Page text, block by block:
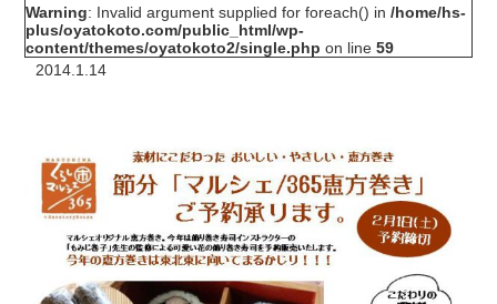
Warning: Invalid argument supplied for foreach() in/home/hs-
plus/oyatokoto.com/public_html/wp-
content/themes/oyatokoto2/single.php on line59
2014.1.14
n